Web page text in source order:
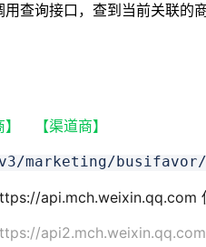
查询接口，查到当前关联的
】 【渠道商】
marketing/
api.mch.weixin.qq.com
使